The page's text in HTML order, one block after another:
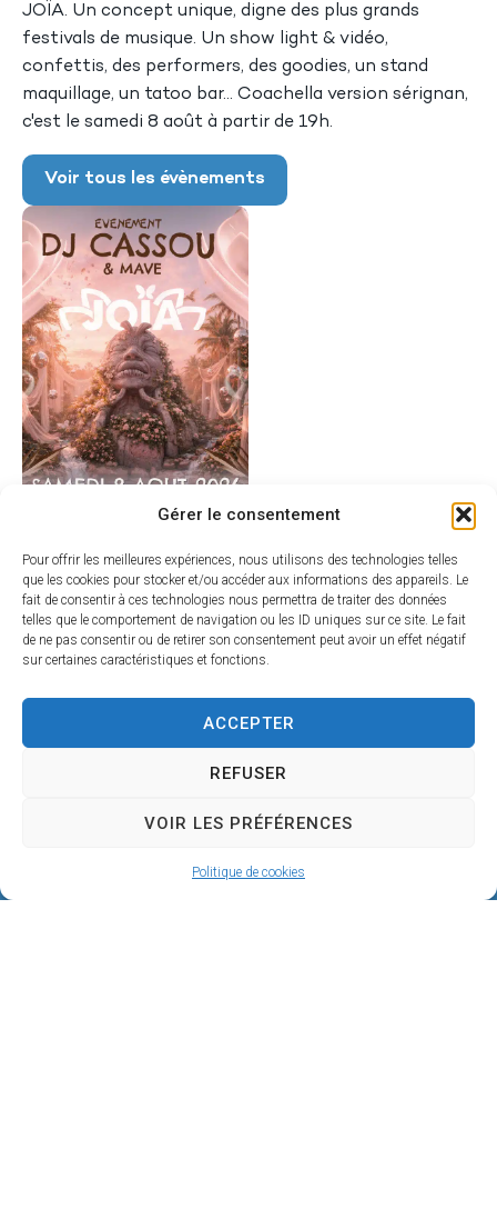
Gérer le consentement
Pour offrir les meilleures expériences, nous utilisons des technologies telles
que les cookies pour stocker et/ou accéder aux informations des appareils. Le
fait de consentir à ces technologies nous permettra de traiter des données
telles que le comportement de navigation ou les ID uniques sur ce site. Le fait
de ne pas consentir ou de retirer son consentement peut avoir un effet négatif
sur certaines caractéristiques et fonctions.
ACCEPTER
REFUSER
VOIR LES PRÉFÉRENCES
Politique de cookies
JOÏA. Un concept unique, digne des plus grands
festivals de musique. Un show light & vidéo,
confettis, des performers, des goodies, un stand
maquillage, un tatoo bar... Coachella version sérignan,
c'est le samedi 8 août à partir de 19h.
Voir tous les évènements